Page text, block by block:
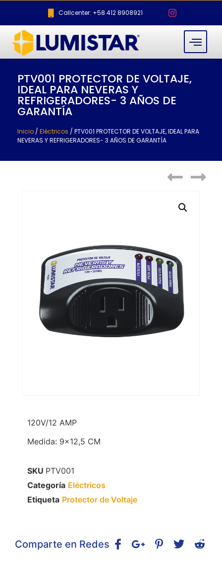
Callcenter: +58 412 8908921
PTV001 PROTECTOR DE VOLTAJE,
IDEAL PARA NEVERAS Y
REFRIGERADORES- 3 AÑOS DE
GARANTÍA
Inicio / Eléctricos / PTV001 PROTECTOR DE VOLTAJE, IDEAL PARA
NEVERAS Y REFRIGERADORES- 3 AÑOS DE GARANTÍA
120V/12 AMP
Medida: 9×12,5 CM
SKU PTV001
Categoría Eléctricos
Etiqueta Protector de Voltaje
Comparte en Redes